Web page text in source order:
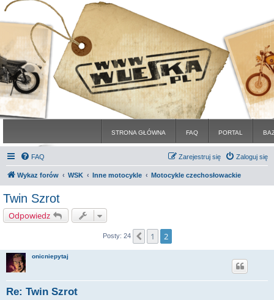
STRONA GŁÓWNA FAQ PORTAL
FAQ Zaloguj się
Zarejestruj się
Wykaz forów WSK Inne motocykle Motocykle czechosłowackie
Twin Szrot
Odpowiedz
Posty: 24 Poprzednia
1 2
onicniepytaj
Re: Twin Szrot